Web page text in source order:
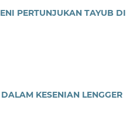
PERTUNJUKAN TAYUB DI
KESENIAN LENGGER